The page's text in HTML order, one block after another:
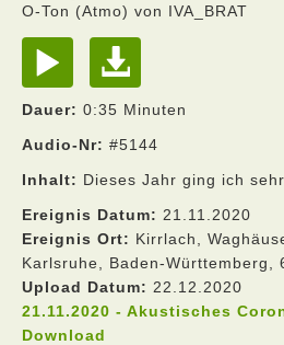
O-Ton (Atmo) von IVA_BRAT
Dauer: 0:35 Minuten
Audio-Nr: #5144
Inhalt: Dieses Jahr ging ich
Ereignis Datum: 21.11.2020
Ereignis Ort: Kirrlach,
Karlsruhe, Baden-Württemberg,
Upload Datum: 22.12.2020
21.11.2020 - Akustisches
Download